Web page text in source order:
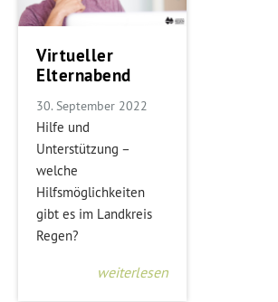
Virtueller
Elternabend
30. September 2022
Hilfe und
Unterstützung –
welche
Hilfsmöglichkeiten
gibt es im Landkreis
Regen?
weiterlesen